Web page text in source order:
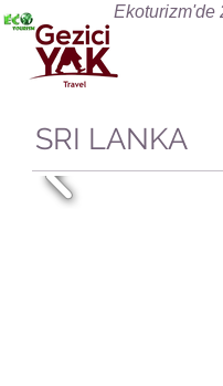
Ekoturizm'de
SRI LANKA